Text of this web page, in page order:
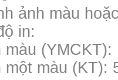
ảnh màu
in:
màu
một màu (KT):